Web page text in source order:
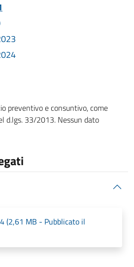
preventivo e consuntivo, come
d.lgs. 33/2013. Nessun dato
(2,61 MB - Pubblicato il